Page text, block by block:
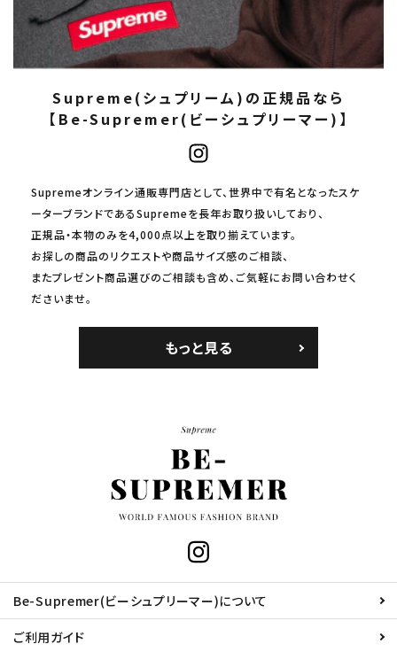
Supreme(シュプリーム)の正規品なら
【Be-Supremer(ビーシュプリーマー)】
Supremeオンライン通販専門店として、世界中で有名となったスケ
ーターブランドであるSupremeを長年お取り扱いしており、
正規品・本物のみを4,000点以上を取り揃えています。
お探しの商品のリクエストや商品サイズ感のご相談、
またプレゼント商品選びのご相談も含め、ご気軽にお問い合わせく
ださいませ。
もっと見る
Be-Supremer(ビーシュプリーマー)について
ご利用ガイド